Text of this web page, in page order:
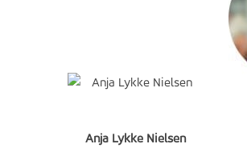
Anja Lykke Nielsen